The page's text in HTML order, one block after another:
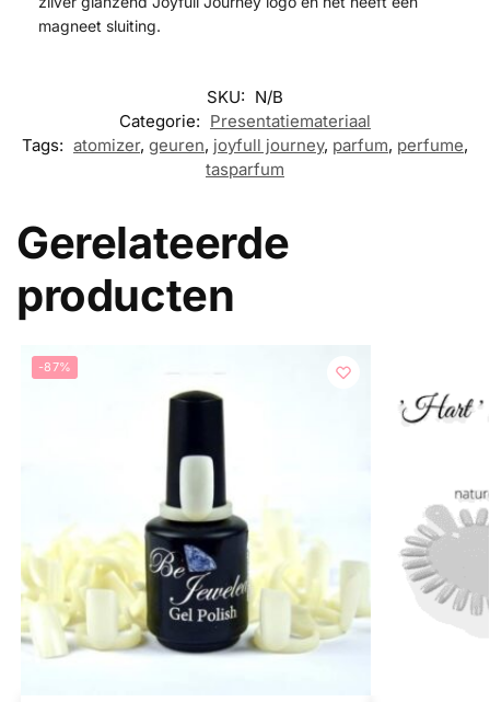
magneet sluiting.
SKU: N/B
Categorie: Presentatiemateriaal
Tags: atomizer, geuren, joyfull journey, parfum, perfume,
tasparfum
Gerelateerde
producten
-87%